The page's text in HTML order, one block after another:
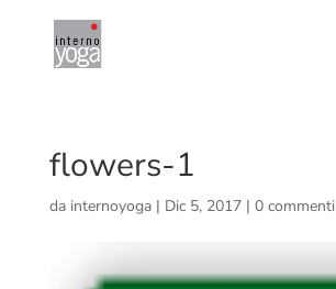
flowers-1
da internoyoga| Dic 5, 2017| 0 commenti